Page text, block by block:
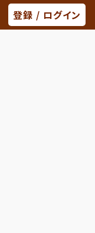
登録 / ログイン